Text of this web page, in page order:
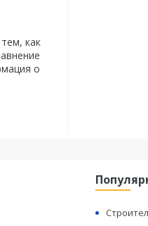
как
о